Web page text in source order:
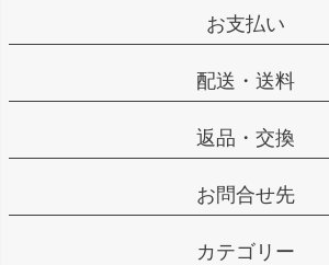
お支払い
配送・送料
返品・交換
お問合せ先
カテゴリー